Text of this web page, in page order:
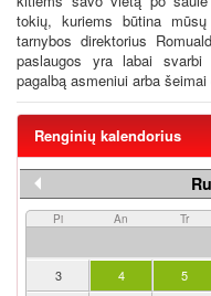
tokių, kuriems būtina
tarnybos direktorius
paslaugos yra labai svarbi
pagalbą asmeniui arba šeimai
Renginių kalendorius
Pi An Tr
3
4 5